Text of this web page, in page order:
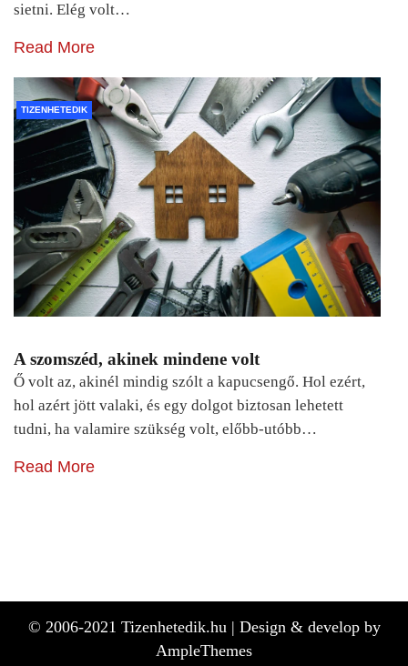
sietni. Elég volt…
Read More
TIZENHETEDIK
A szomszéd, akinek mindene volt
Ő volt az, akinél mindig szólt a kapucsengő. Hol ezért,
hol azért jött valaki, és egy dolgot biztosan lehetett
tudni, ha valamire szükség volt, előbb-utóbb…
Read More
© 2006-2021 Tizenhetedik.hu | Design & develop by
AmpleThemes